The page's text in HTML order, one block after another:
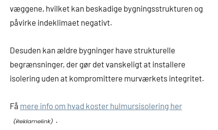
væggene, hvilket kan beskadige bygningsstrukturen og
påvirke indeklimaet negativt.
Desuden kan ældre bygninger have strukturelle
begrænsninger, der gør det vanskeligt at installere
isolering uden at kompromittere murværkets integritet.
Få mere info om hvad koster hulmursisolering her
.